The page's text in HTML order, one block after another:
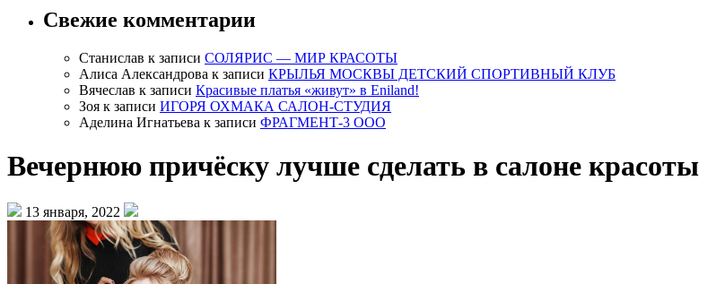
Свежие комментарии
Станислав к записи СОЛЯРИС — МИР КРАСОТЫ
Алиса Александрова к записи КРЫЛЬЯ МОСКВЫ ДЕТСКИЙ СПОРТИВНЫЙ КЛУБ
Вячеслав к записи Красивые платья «живут» в Eniland!
Зоя к записи ИГОРЯ ОХМАКА САЛОН-СТУДИЯ
Аделина Игнатьева к записи ФРАГМЕНТ-3 ООО
Вечернюю причёску лучше сделать в салоне красоты
13 января, 2022